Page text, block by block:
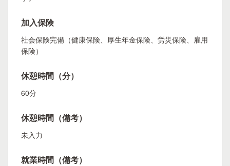
加入保険
社会保険完備（健康保険、厚生年金保険、労災保険、雇用
保険）
休憩時間（分）
60分
休憩時間（備考）
未入力
就業時間（備考）